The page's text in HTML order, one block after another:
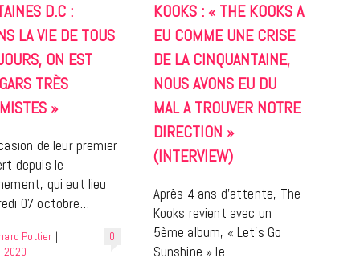
D.C :
LA VIE DE TOUS
ON EST
TRÈS
»
de leur premier
depuis le
qui eut lieu
07 octobre…
0
Pottier |
2020
KOOKS : « THE KOOKS A
EU COMME UNE CRISE
DE LA CINQUANTAINE,
NOUS AVONS EU DU
MAL A TROUVER NOTRE
DIRECTION »
(INTERVIEW)
Après 4 ans d’attente, The
Kooks revient avec un
5ème album, « Let’s Go
Sunshine » le…
Disclosure Day : le retour en grâce
de Steven Spielberg